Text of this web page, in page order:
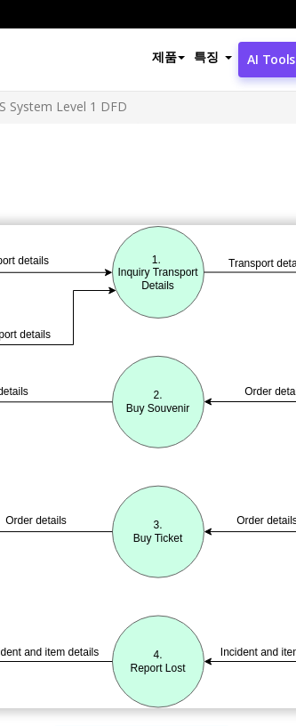
제품 특징 AI Tools
System Level 1 DFD